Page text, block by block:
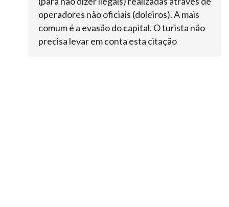
operadores não oficiais (doleiros). A mais
comum é a evasão do capital. O turista não
precisa levar em conta esta citação